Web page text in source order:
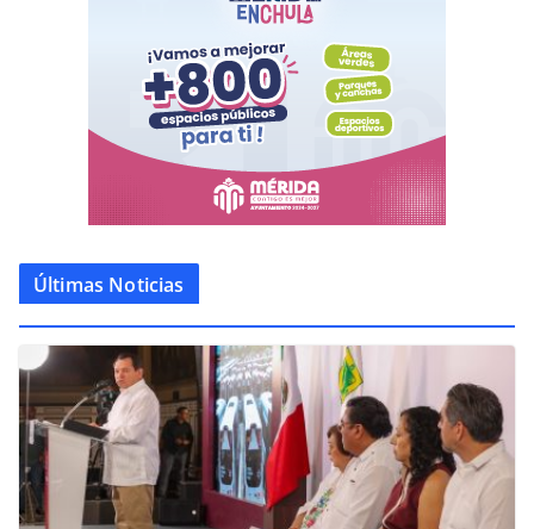
Últimas Noticias